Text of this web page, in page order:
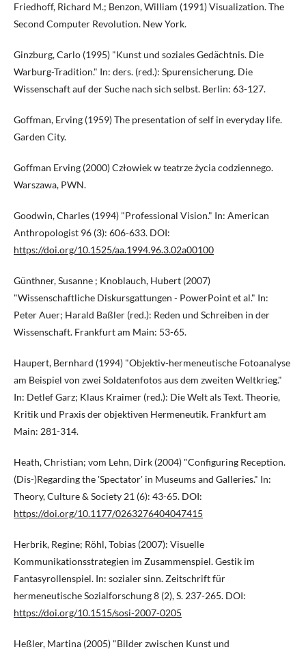
Friedhoff, Richard M.; Benzon, William (1991) Visualization. The
Second Computer Revolution. New York.
Ginzburg, Carlo (1995) "Kunst und soziales Gedächtnis. Die
Warburg-Tradition." In: ders. (red.): Spurensicherung. Die
Wissenschaft auf der Suche nach sich selbst. Berlin: 63-127.
Goffman, Erving (1959) The presentation of self in everyday life.
Garden City.
Goffman Erving (2000) Człowiek w teatrze życia codziennego.
Warszawa, PWN.
Goodwin, Charles (1994) "Professional Vision." In: American
Anthropologist 96 (3): 606-633. DOI:
https://doi.org/10.1525/aa.1994.96.3.02a00100
Günthner, Susanne ; Knoblauch, Hubert (2007)
"Wissenschaftliche Diskursgattungen - PowerPoint et al." In:
Peter Auer; Harald Baßler (red.): Reden und Schreiben in der
Wissenschaft. Frankfurt am Main: 53-65.
Haupert, Bernhard (1994) "Objektiv-hermeneutische Fotoanalyse
am Beispiel von zwei Soldatenfotos aus dem zweiten Weltkrieg."
In: Detlef Garz; Klaus Kraimer (red.): Die Welt als Text. Theorie,
Kritik und Praxis der objektiven Hermeneutik. Frankfurt am
Main: 281-314.
Heath, Christian; vom Lehn, Dirk (2004) "Configuring Reception.
(Dis-)Regarding the 'Spectator' in Museums and Galleries." In:
Theory, Culture & Society 21 (6): 43-65. DOI:
https://doi.org/10.1177/0263276404047415
Herbrik, Regine; Röhl, Tobias (2007): Visuelle
Kommunikationsstrategien im Zusammenspiel. Gestik im
Fantasyrollenspiel. In: sozialer sinn. Zeitschrift für
hermeneutische Sozialforschung 8 (2), S. 237-265. DOI:
https://doi.org/10.1515/sosi-2007-0205
Heßler, Martina (2005) "Bilder zwischen Kunst und